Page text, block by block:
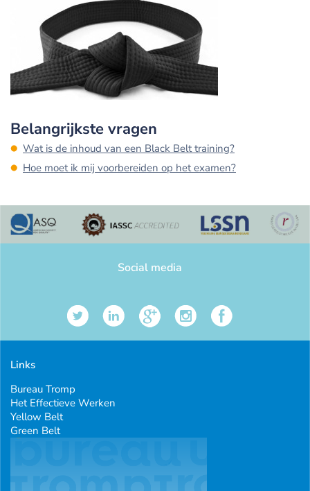
Belangrijkste vragen
Wat is de inhoud van een Black Belt training?
Hoe moet ik mij voorbereiden op het examen?
Social media
Links
Bureau Tromp
Het Effectieve Werken
Yellow Belt
Green Belt